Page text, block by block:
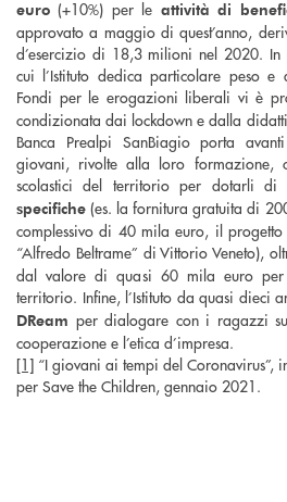
euro (+10%) per le attività di
approvato a maggio di quest’anno,
d’esercizio di 18,3 milioni nel 2020.
cui l’Istituto dedica particolare peso e
Fondi per le erogazioni liberali vi è
condizionata dai lockdown e dalla
Banca Prealpi SanBiagio porta
giovani, rivolte alla loro formazione,
scolastici del territorio per dotarli di
specifiche (es. la fornitura gratuita di
complessivo di 40 mila euro, il progetto
“Alfredo Beltrame” di Vittorio Veneto),
dal valore di quasi 60 mila euro
territorio. Infine, l’Istituto da quasi dieci
DReam per dialogare con i ragazzi
cooperazione e l’etica d’impresa.
[1] “I giovani ai tempi del Coronavirus”,
per Save the Children, gennaio 2021.